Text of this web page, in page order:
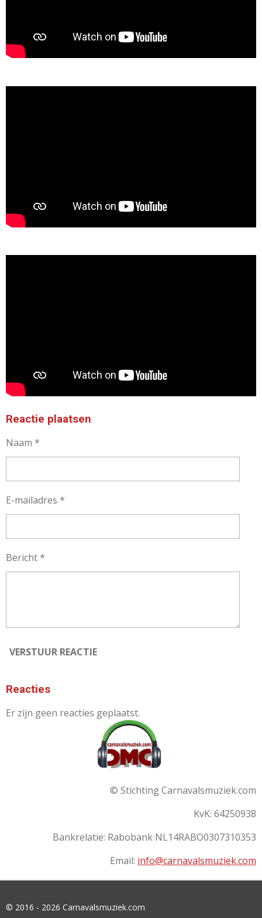
Reactie plaatsen
Naam *
E-mailadres *
Bericht *
VERSTUUR REACTIE
Reacties
Er zijn geen reacties geplaatst.
© Stichting Carnavalsmuziek.com
KvK: 64250938
Bankrelatie: Rabobank NL14RABO0307310353
Email: info@carnavalsmuziek.com
© 2016 - 2026 Carnavalsmuziek.com